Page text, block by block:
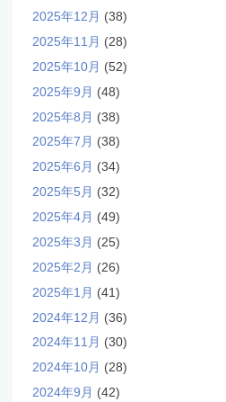
2025年12月 (38)
2025年11月 (28)
2025年10月 (52)
2025年9月 (48)
2025年8月 (38)
2025年7月 (38)
2025年6月 (34)
2025年5月 (32)
2025年4月 (49)
2025年3月 (25)
2025年2月 (26)
2025年1月 (41)
2024年12月 (36)
2024年11月 (30)
2024年10月 (28)
2024年9月 (42)